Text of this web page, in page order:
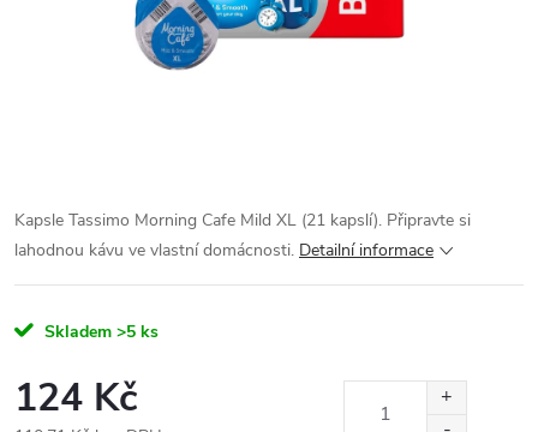
Kapsle Tassimo Morning Cafe Mild XL (21 kapslí). Připravte si
lahodnou kávu ve vlastní domácnosti. Detailní informace
Skladem >5 ks
124 Kč